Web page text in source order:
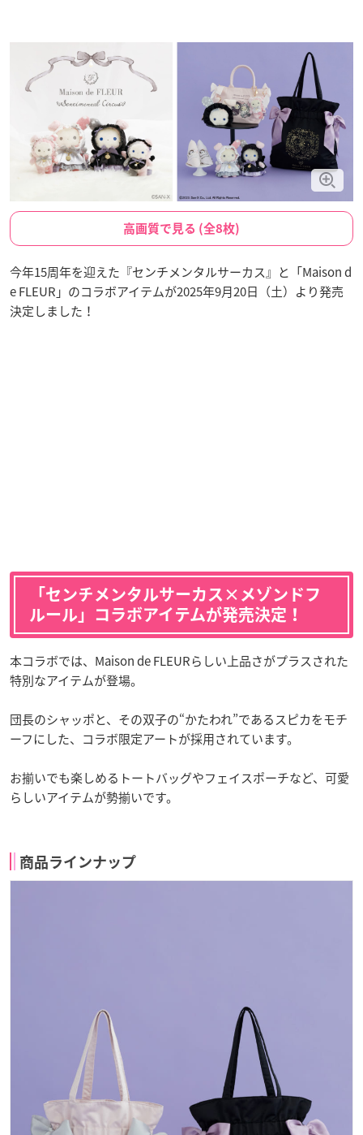
高画質で見る (全8枚)
今年15周年を迎えた『センチメンタルサーカス』と「Maison d
e FLEUR」のコラボアイテムが2025年9月20日（土）より発売
決定しました！
「センチメンタルサーカス×メゾンドフ
ルール」コラボアイテムが発売決定！
本コラボでは、Maison de FLEURらしい上品さがプラスされた
特別なアイテムが登場。
団長のシャッポと、その双子の“かたわれ”であるスピカをモチ
ーフにした、コラボ限定アートが採用されています。
お揃いでも楽しめるトートバッグやフェイスポーチなど、可愛
らしいアイテムが勢揃いです。
商品ラインナップ